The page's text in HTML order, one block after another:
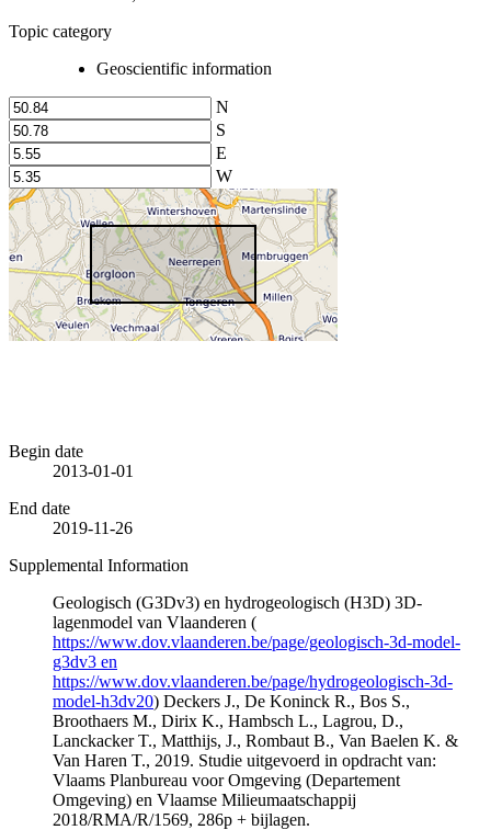
Topic category
Geoscientific information
N
S
E
W
Begin date
2013-01-01
End date
2019-11-26
Supplemental Information
Geologisch (G3Dv3) en hydrogeologisch (H3D) 3D-
lagenmodel van Vlaanderen (
https://www.dov.vlaanderen.be/page/geologisch-3d-model-
g3dv3 en
https://www.dov.vlaanderen.be/page/hydrogeologisch-3d-
model-h3dv20) Deckers J., De Koninck R., Bos S.,
Broothaers M., Dirix K., Hambsch L., Lagrou, D.,
Lanckacker T., Matthijs, J., Rombaut B., Van Baelen K. &
Van Haren T., 2019. Studie uitgevoerd in opdracht van:
Vlaams Planbureau voor Omgeving (Departement
Omgeving) en Vlaamse Milieumaatschappij
2018/RMA/R/1569, 286p + bijlagen.